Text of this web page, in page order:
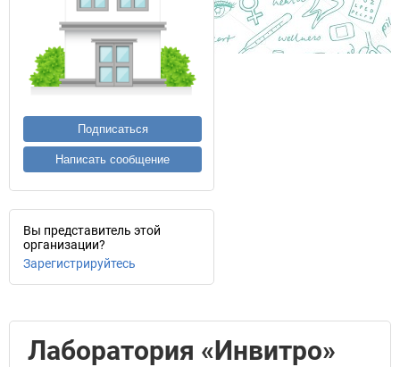
Подписаться
Написать сообщение
Вы представитель этой
организации?
Зарегистрируйтесь
Лаборатория «Инвитро»